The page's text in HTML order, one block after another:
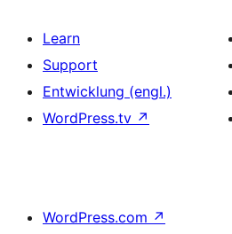
Learn
Support
Entwicklung (engl.)
WordPress.tv ↗
WordPress.com ↗